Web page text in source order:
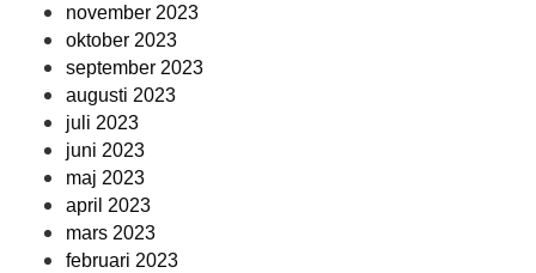
november 2023
oktober 2023
september 2023
augusti 2023
juli 2023
juni 2023
maj 2023
april 2023
mars 2023
februari 2023